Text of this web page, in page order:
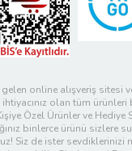
gelen online alışveriş sitesi
ihtiyacınız olan tüm
Özel Ürünler ve Hediye
binlerce ürünü sizlere
Siz de ister sevdiklerinizi